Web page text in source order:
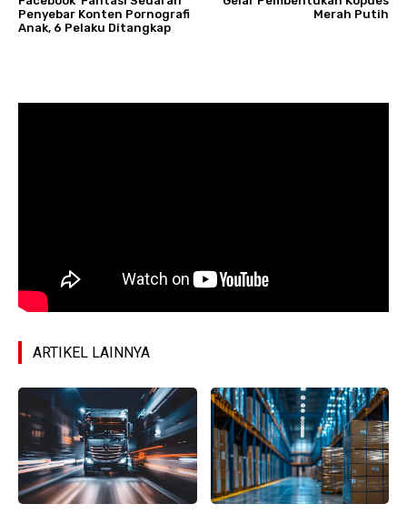
Penyebar Konten Pornografi
Anak, 6 Pelaku Ditangkap
Merah Putih
ARTIKEL LAINNYA